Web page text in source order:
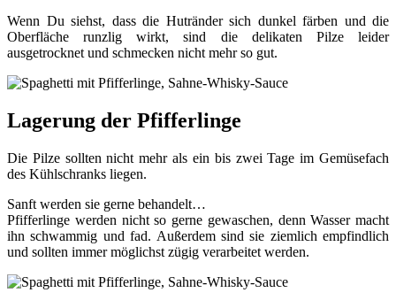
Wenn Du siehst, dass die Hutränder sich dunkel färben und die
Oberfläche runzlig wirkt, sind die delikaten Pilze leider
ausgetrocknet und schmecken nicht mehr so gut.
Lagerung der Pfifferlinge
Die Pilze sollten nicht mehr als ein bis zwei Tage im Gemüsefach
des Kühlschranks liegen.
Sanft werden sie gerne behandelt…
Pfifferlinge werden nicht so gerne gewaschen, denn Wasser macht
ihn schwammig und fad. Außerdem sind sie ziemlich empfindlich
und sollten immer möglichst zügig verarbeitet werden.